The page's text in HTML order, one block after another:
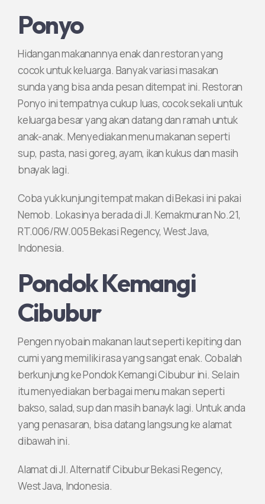
Ponyo
Hidangan makanannya enak dan restoran yang
cocok untuk keluarga. Banyak variasi masakan
sunda yang bisa anda pesan ditempat ini. Restoran
Ponyo ini tempatnya cukup luas, cocok sekali untuk
keluarga besar yang akan datang dan ramah untuk
anak-anak. Menyediakan menu makanan seperti
sup, pasta, nasi goreg, ayam, ikan kukus dan masih
bnayak lagi.
Coba yuk kunjungi tempat makan di Bekasi ini pakai
Nemob. Lokasinya berada di Jl. Kemakmuran No.21,
RT.006/RW.005 Bekasi Regency, West Java,
Indonesia.
Pondok Kemangi
Cibubur
Pengen nyobain makanan laut seperti kepiting dan
cumi yang memiliki rasa yang sangat enak. Cobalah
berkunjung ke Pondok Kemangi Cibubur ini. Selain
itu menyediakan berbagai menu makan seperti
bakso, salad, sup dan masih banayk lagi. Untuk anda
yang penasaran, bisa datang langsung ke alamat
dibawah ini.
Alamat di Jl. Alternatif Cibubur Bekasi Regency,
West Java, Indonesia.